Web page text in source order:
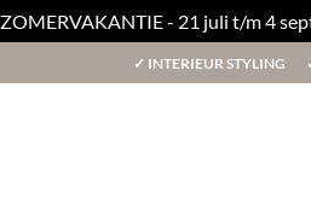
ZOMERVAKANTIE - 21 juli t/m 4
✓ INTERIEUR STYLING